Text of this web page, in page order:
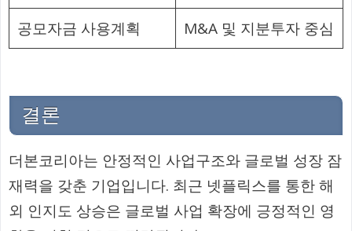
공모자금 사용계획
M&A 및 지분투자 중심
결론
더본코리아는 안정적인 사업구조와 글로벌 성장 잠
재력을 갖춘 기업입니다. 최근 넷플릭스를 통한 해
외 인지도 상승은 글로벌 사업 확장에 긍정적인 영